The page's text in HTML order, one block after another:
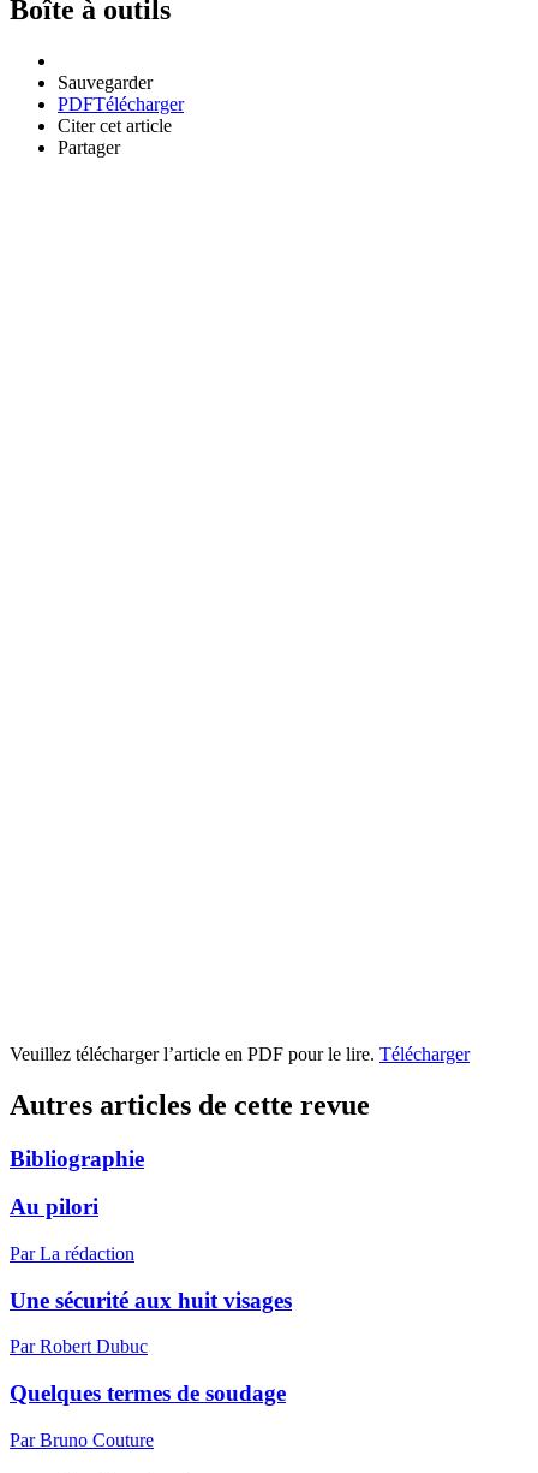
Boîte à outils
Sauvegarder
PDFTélécharger
Citer cet article
Partager
Veuillez télécharger l’article en PDF pour le lire. Télécharger
Autres articles de cette revue
Bibliographie
Au pilori
Par La rédaction
Une sécurité aux huit visages
Par Robert Dubuc
Quelques termes de soudage
Par Bruno Couture